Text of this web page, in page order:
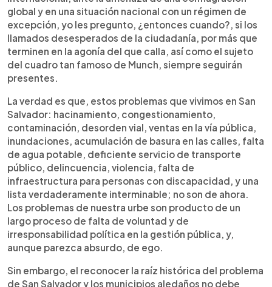
global y en una situación nacional con un régimen de
excepción, yo les pregunto, ¿entonces cuando?, si los
llamados desesperados de la ciudadanía, por más que
terminen en la agonía del que calla, así como el sujeto
del cuadro tan famoso de Munch, siempre seguirán
presentes.
La verdad es que, estos problemas que vivimos en San
Salvador: hacinamiento, congestionamiento,
contaminación, desorden vial, ventas en la vía pública,
inundaciones, acumulación de basura en las calles, falta
de agua potable, deficiente servicio de transporte
público, delincuencia, violencia, falta de
infraestructura para personas con discapacidad, y una
lista verdaderamente interminable; no son de ahora.
Los problemas de nuestra urbe son producto de un
largo proceso de falta de voluntad y de
irresponsabilidad política en la gestión pública, y,
aunque parezca absurdo, de ego.
Sin embargo, el reconocer la raíz histórica del problema
de San Salvador y los municipios aledaños no debe